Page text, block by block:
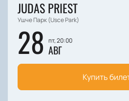
JUDAS PRIEST
Ушче Парк (Usce Park)
28 пт, 20:00
АВГ
Купить